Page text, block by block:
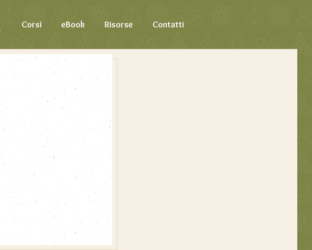
Corsi eBook Risorse Contatti